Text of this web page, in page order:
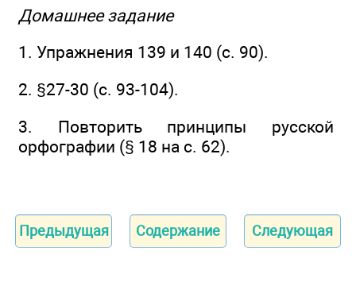
Домашнее задание
1. Упражнения 139 и 140 (с. 90).
2. §27-30 (с. 93-104).
3. Повторить принципы русской
орфографии (§ 18 на с. 62).
Предыдущая Содержание Следующая